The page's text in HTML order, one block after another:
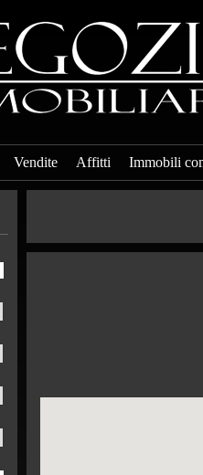
Vendite Affitti Immobili